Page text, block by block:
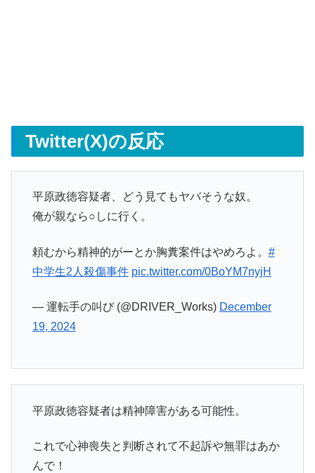
Twitter(X)の反応
平原政徳容疑者、どう見てもヤバそうな奴。
俺が親なら○しに行く。
頼むから精神的がーとか胸糞案件はやめろよ。 #
中学生2人殺傷事件 pic.twitter.com/0BoYM7nyjH
— 運転手の叫び (@DRIVER_Works) December
19, 2024
平原政徳容疑者は精神障害がある可能性。
これで心神喪失と判断されて不起訴や無罪はあか
んで！